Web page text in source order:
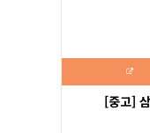
[중고]